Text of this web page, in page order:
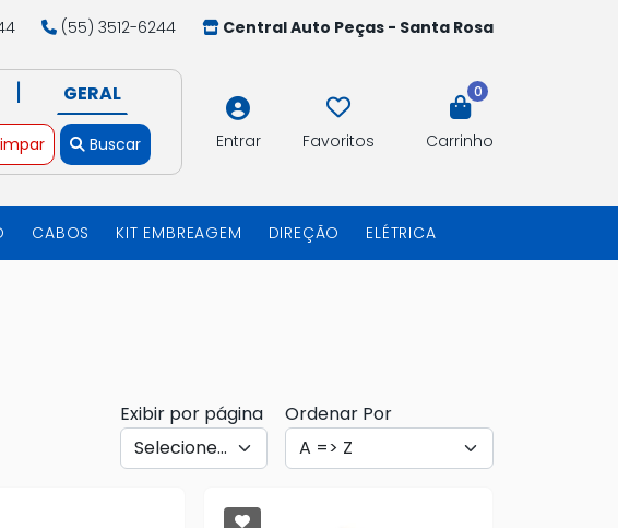
(55) 3512-6244
Central Auto Peças - Santa Rosa
| GERAL
Buscar Entrar Favoritos
0
Carrinho
CABOS KIT EMBREAGEM DIREÇÃO ELÉTRICA
Exibir por página Ordenar Por